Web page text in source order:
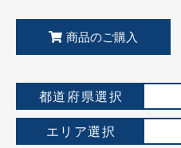
商品のご購入
都道府県選択
エリア選択